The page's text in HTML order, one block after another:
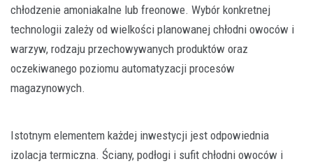
chłodzenie amoniakalne lub freonowe. Wybór konkretnej
technologii zależy od wielkości planowanej chłodni owoców i
warzyw, rodzaju przechowywanych produktów oraz
oczekiwanego poziomu automatyzacji procesów
magazynowych.
Istotnym elementem każdej inwestycji jest odpowiednia
izolacja termiczna. Ściany, podłogi i sufit chłodni owoców i